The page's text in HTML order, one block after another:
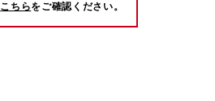
こちらをご確認ください。